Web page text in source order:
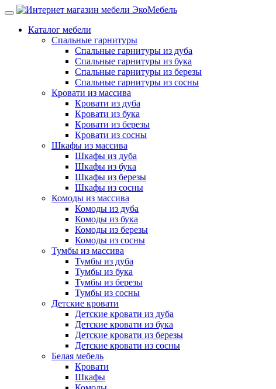
Каталог мебели
Спальные гарнитуры
Спальные гарнитуры из дуба
Спальные гарнитуры из бука
Спальные гарнитуры из березы
Спальные гарнитуры из сосны
Кровати из массива
Кровати из дуба
Кровати из бука
Кровати из березы
Кровати из сосны
Шкафы из массива
Шкафы из дуба
Шкафы из бука
Шкафы из березы
Шкафы из сосны
Комоды из массива
Комоды из дуба
Комоды из бука
Комоды из березы
Комоды из сосны
Тумбы из массива
Тумбы из дуба
Тумбы из бука
Тумбы из березы
Тумбы из сосны
Детские кровати
Детские кровати из дуба
Детские кровати из бука
Детские кровати из березы
Детские кровати из сосны
Белая мебель
Кровати
Шкафы